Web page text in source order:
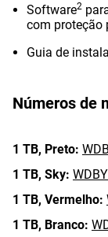
Software2
com proteção
Guia de
Números de
1 TB, Preto:
1 TB, Sky:
1 TB, Vermelho:
1 TB, Branco: